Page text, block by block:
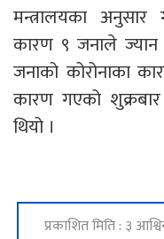
मन्त्रालयका
कारण ९ जनाले
जनाको कोरोनाका
कारण गएको
थियो ।
प्रकाशित मिति : ३